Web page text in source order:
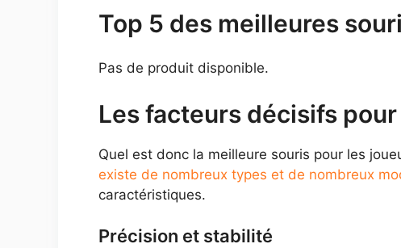
Top 5 des meilleures
Pas de produit disponible.
Les facteurs décisifs
Quel est donc la meilleure souris pour les
existe de nombreux types et de nombreux
caractéristiques.
Précision et stabilité